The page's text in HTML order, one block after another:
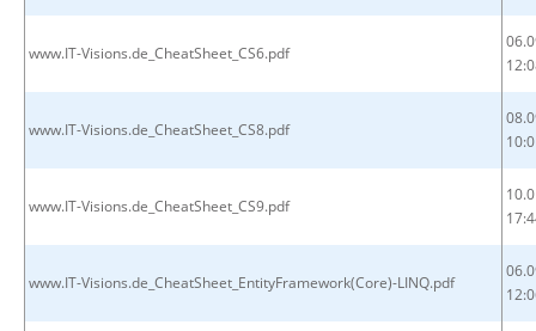
www.IT-Visions.de_CheatSheet_CS6.pdf
www.IT-Visions.de_CheatSheet_CS8.pdf
www.IT-Visions.de_CheatSheet_CS9.pdf
www.IT-Visions.de_CheatSheet_EntityFramework(Core)-LINQ.pdf